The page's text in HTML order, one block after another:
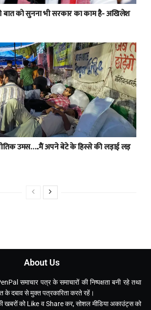
बात को सुनना भी सरकार का काम है- अखिलेश
उमस…..मैं अपने बेटे के हिस्से की लड़ाई लड़
About Us
समाचार पत्र के समाचारों की निष्पक्षता बनी रहे तथा
के दबाव से मुक्त पत्रकारिता करते रहें।
को Like व Share कर, सोशल मीडिया अकाउंट्स को